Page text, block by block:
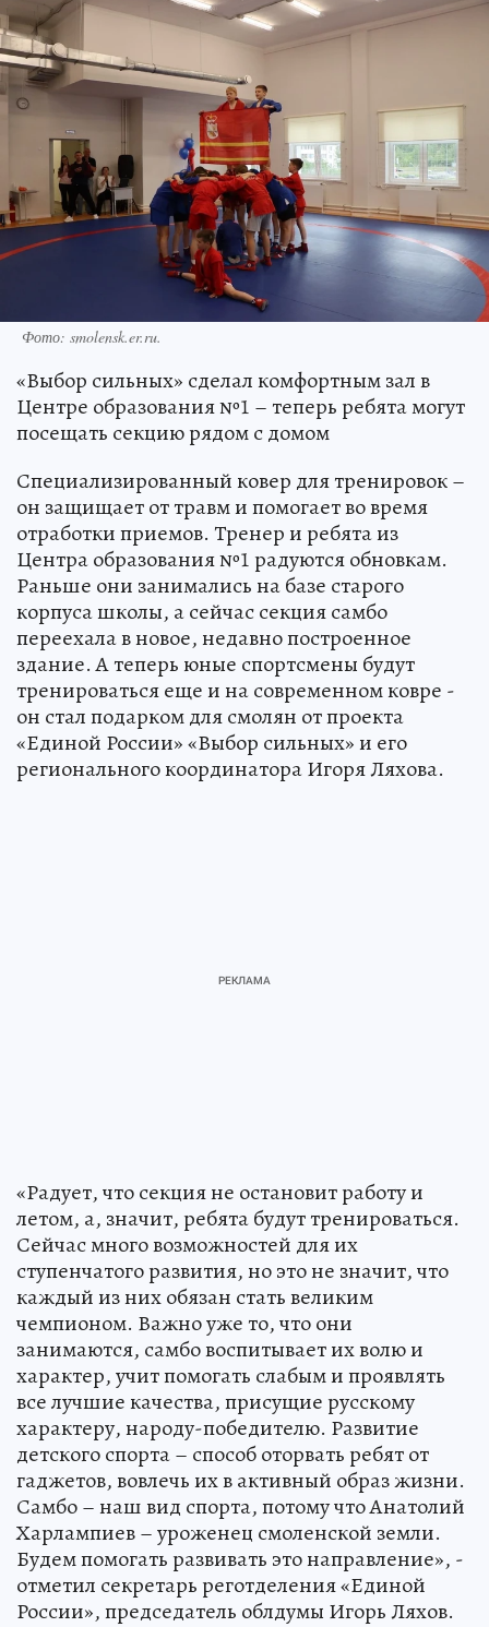
Фото: smolensk.er.ru.
«Выбор сильных» сделал комфортным зал в
Центре образования №1 – теперь ребята могут
посещать секцию рядом с домом
Специализированный ковер для тренировок –
он защищает от травм и помогает во время
отработки приемов. Тренер и ребята из
Центра образования №1 радуются обновкам.
Раньше они занимались на базе старого
корпуса школы, а сейчас секция самбо
переехала в новое, недавно построенное
здание. А теперь юные спортсмены будут
тренироваться еще и на современном ковре -
он стал подарком для смолян от проекта
«Единой России» «Выбор сильных» и его
регионального координатора Игоря Ляхова.
«Радует, что секция не остановит работу и
летом, а, значит, ребята будут тренироваться.
Сейчас много возможностей для их
ступенчатого развития, но это не значит, что
каждый из них обязан стать великим
чемпионом. Важно уже то, что они
занимаются, самбо воспитывает их волю и
характер, учит помогать слабым и проявлять
все лучшие качества, присущие русскому
характеру, народу-победителю. Развитие
детского спорта – способ оторвать ребят от
гаджетов, вовлечь их в активный образ жизни.
Самбо – наш вид спорта, потому что Анатолий
Харлампиев – уроженец смоленской земли.
Будем помогать развивать это направление», -
отметил секретарь реготделения «Единой
России», председатель облдумы Игорь Ляхов.